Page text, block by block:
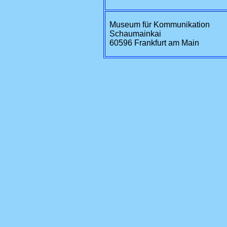
Museum für Kommunikation
Schaumainkai
60596 Frankfurt am Main